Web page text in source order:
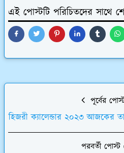
এই পোস্টটি পরিচিতদের সাথে
পূর্বের
হিজরী ক্যালেন্ডার ২০২৩ আজকের
পরবর্তী